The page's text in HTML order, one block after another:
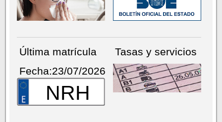
Última matrícula
Fecha:23/07/2026
NRH
Tasas y servicios